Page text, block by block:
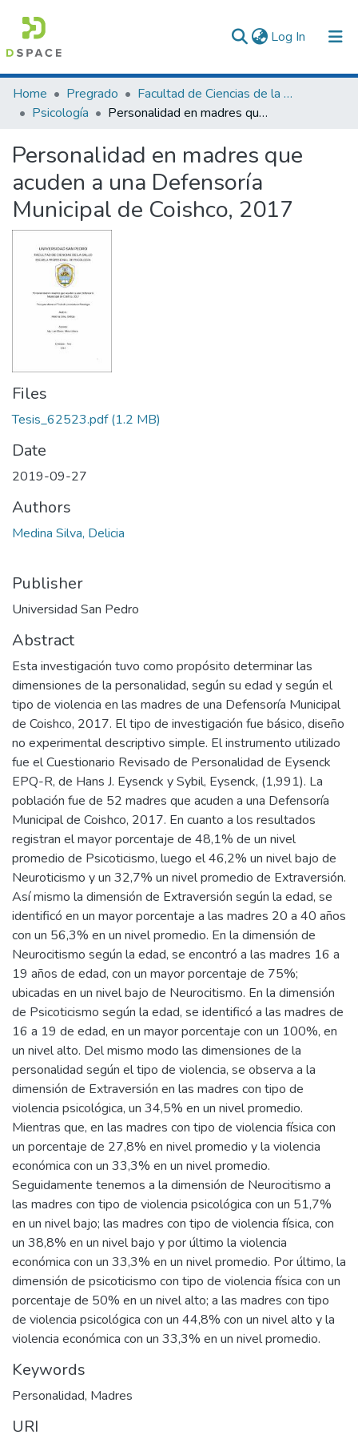
Log In (current)
Communities & Collections
All of DSpace
Statistics
Home Pregrado
Facultad de Ciencias de la Salud
Psicología
Personalidad en madres que acuden a una Defensoría Municipal de Coishco, 2017
Personalidad en madres que
acuden a una Defensoría
Municipal de Coishco, 2017
Files
Tesis_62523.pdf(1.2 MB)
Date
2019-09-27
Authors
Medina Silva, Delicia
Publisher
Universidad San Pedro
Abstract
Esta investigación tuvo como propósito determinar las
dimensiones de la personalidad, según su edad y según el
tipo de violencia en las madres de una Defensoría Municipal
de Coishco, 2017. El tipo de investigación fue básico, diseño
no experimental descriptivo simple. El instrumento utilizado
fue el Cuestionario Revisado de Personalidad de Eysenck
EPQ-R, de Hans J. Eysenck y Sybil, Eysenck, (1,991). La
población fue de 52 madres que acuden a una Defensoría
Municipal de Coishco, 2017. En cuanto a los resultados
registran el mayor porcentaje de 48,1% de un nivel
promedio de Psicoticismo, luego el 46,2% un nivel bajo de
Neuroticismo y un 32,7% un nivel promedio de Extraversión.
Así mismo la dimensión de Extraversión según la edad, se
identificó en un mayor porcentaje a las madres 20 a 40 años
con un 56,3% en un nivel promedio. En la dimensión de
Neurocitismo según la edad, se encontró a las madres 16 a
19 años de edad, con un mayor porcentaje de 75%;
ubicadas en un nivel bajo de Neurocitismo. En la dimensión
de Psicoticismo según la edad, se identificó a las madres de
16 a 19 de edad, en un mayor porcentaje con un 100%, en
un nivel alto. Del mismo modo las dimensiones de la
personalidad según el tipo de violencia, se observa a la
dimensión de Extraversión en las madres con tipo de
violencia psicológica, un 34,5% en un nivel promedio.
Mientras que, en las madres con tipo de violencia física con
un porcentaje de 27,8% en nivel promedio y la violencia
económica con un 33,3% en un nivel promedio.
Seguidamente tenemos a la dimensión de Neurocitismo a
las madres con tipo de violencia psicológica con un 51,7%
en un nivel bajo; las madres con tipo de violencia física, con
un 38,8% en un nivel bajo y por último la violencia
económica con un 33,3% en un nivel promedio. Por último, la
dimensión de psicoticismo con tipo de violencia física con un
porcentaje de 50% en un nivel alto; a las madres con tipo
de violencia psicológica con un 44,8% con un nivel alto y la
violencia económica con un 33,3% en un nivel promedio.
Keywords
Personalidad, Madres
URI